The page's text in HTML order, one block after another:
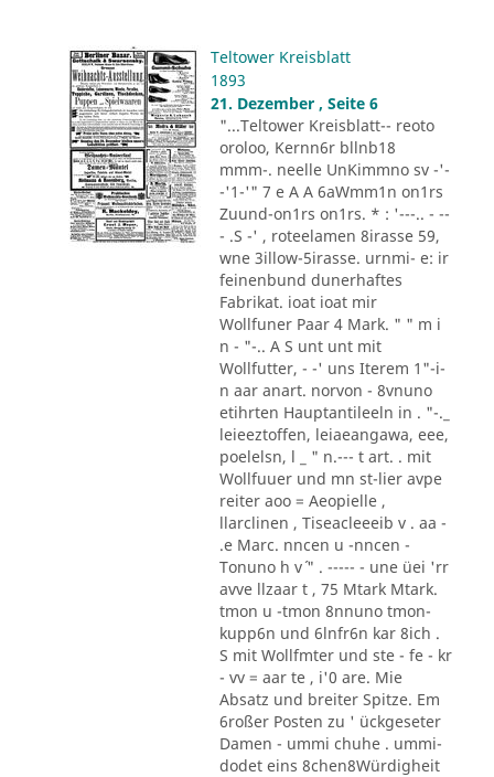
Teltower Kreisblatt
1893
21. Dezember , Seite 6
"...Teltower Kreisblatt-- reoto
oroloo, Kernn6r bllnb18
mmm-. neelle UnKimmno sv -'-
-'1-'" 7 e A A 6aWmm1n on1rs
Zuund-on1rs on1rs. * : '---.. - --
- .S -' , roteelamen 8irasse 59,
wne 3illow-5irasse. urnmi- e: ir
feinenbund dunerhaftes
Fabrikat. ioat ioat mir
Wollfuner Paar 4 Mark. " " m i
n - "-.. A S unt unt mit
Wollfutter, - -' uns Iterem 1"-i-
n aar anart. norvon - 8vnuno
etihrten Hauptantileeln in . "-._
leieeztoffen, leiaeangawa, eee,
poelelsn, l _ " n.--- t art. . mit
Wollfuuer und mn st-lier avpe
reiter aoo = Aeopielle ,
llarclinen , Tiseacleeeib v . aa -
.e Marc. nncen u -nncen -
Tonuno h v´ " . ----- - une üei 'rr
avve llzaar t , 75 Mtark Mtark.
tmon u -tmon 8nnuno tmon-
kupp6n und 6lnfr6n kar 8ich .
S mit Wollfmter und ste - fe - kr
- vv = aar te , i'0 are. Mie
Absatz und breiter Spitze. Em
6roßer Posten zu ' ückgeseter
Damen - ummi chuhe . ummi-
dodet eins 8chen8Würdigheit